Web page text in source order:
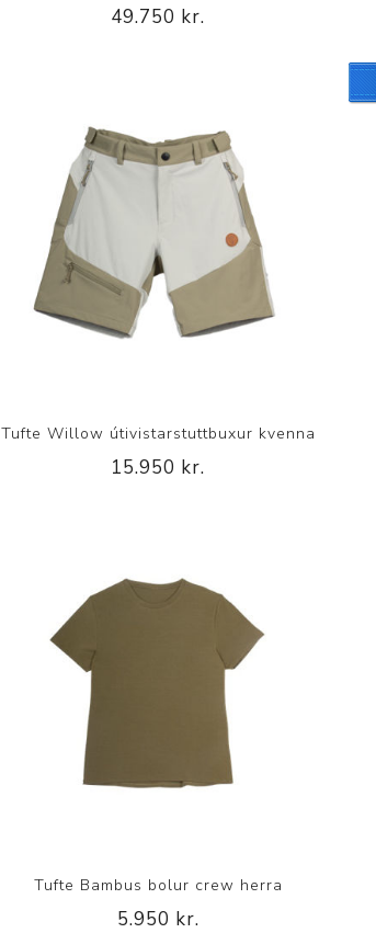
49.750 kr.
Tufte Willow útivistarstuttbuxur kvenna
15.950 kr.
Tufte Bambus bolur crew herra
5.950 kr.